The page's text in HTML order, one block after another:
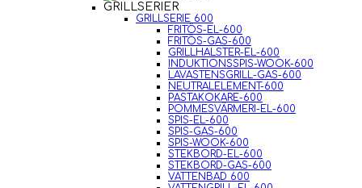
GRILLSERIER
GRILLSERIE 600
FRITÖS-EL-600
FRITÖS-GAS-600
GRILLHALSTER-EL-600
INDUKTIONSSPIS-WOOK-600
LAVASTENSGRILL-GAS-600
NEUTRALELEMENT-600
PASTAKOKARE-600
POMMESVÄRMERI-EL-600
SPIS-EL-600
SPIS-GAS-600
SPIS-WOOK-600
STEKBORD-EL-600
STEKBORD-GAS-600
VATTENBAD 600